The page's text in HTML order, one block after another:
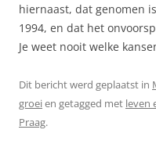
hiernaast, dat genomen
1994, en dat het
Je weet nooit welke
Dit bericht werd geplaatst in
groeien getagged met leven
Praag.